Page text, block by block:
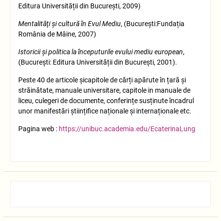
Editura Universității din Bucureşti, 2009)
Mentalităţi şi cultură în Evul Mediu, (Bucureşti:Fundația
România de Mâine, 2007)
Istoricii și politica la începuturile evului mediu european,
(București: Editura Universității din Bucureşti, 2001).
Peste 40 de articole șicapitole de cărți apărute în țară și
străinătate, manuale universitare, capitole in manuale de
liceu, culegeri de documente, conferințe susținute încadrul
unor manifestări științifice naționale și internaționale etc.
Pagina web : https://unibuc.academia.edu/EcaterinaLung